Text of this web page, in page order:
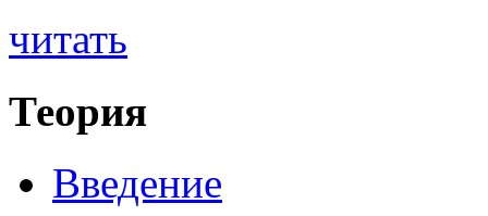
читать
Теория
Введение